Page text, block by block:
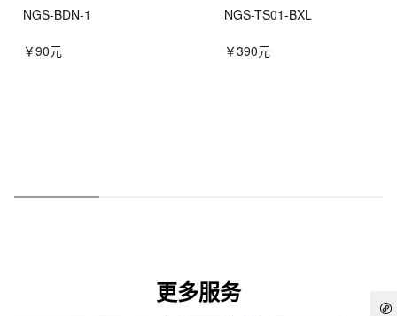
NGS-BDN-1
￥90元
NGS-TS01-BXL
￥390元
更多服务